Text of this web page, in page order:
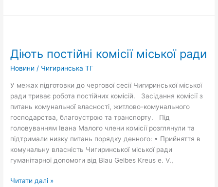
Діють постійні комісії міської ради
Новини / Чигиринська ТГ
У межах підготовки до чергової сесії Чигиринської міської
ради триває робота постійних комісій. Засідання комісії з
питань комунальної власності, житлово-комунального
господарства, благоустрою та транспорту. Під
головуванням Івана Малого члени комісії розглянули та
підтримали низку питань порядку денного: • Прийняття в
комунальну власність Чигиринської міської ради
гуманітарної допомоги від Blau Gelbes Kreus e. V.,
комісії
міської
Читати далі »